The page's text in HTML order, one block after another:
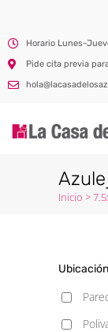
Horario Lunes-
Pide cita previa
Inicio >
Ubicación